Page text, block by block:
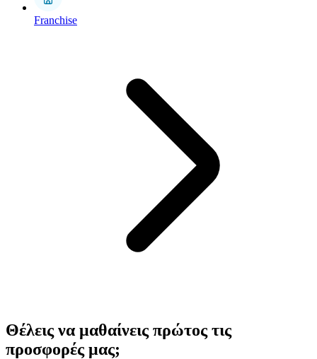
Franchise
Θέλεις να μαθαίνεις πρώτος τις
προσφορές μας;